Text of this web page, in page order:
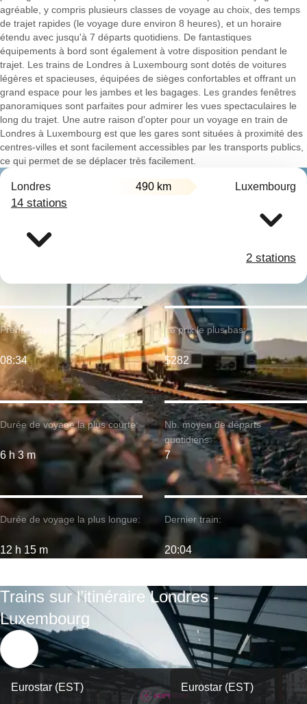
agréable, y compris plusieurs classes de voyage au choix, des temps
de trajet rapides (le voyage dure environ 8 heures), et un horaire
étendu avec jusqu'à 7 départs quotidiens. De fantastiques
équipements à bord sont également à votre disposition pendant le
trajet. Les trains de Londres à Luxembourg sont dotés de voitures
légères et spacieuses, équipées de sièges confortables et offrant un
grand espace pour les jambes et les bagages. Les grandes fenêtres
panoramiques sont parfaites pour admirer les vues spectaculaires le
long du trajet. Une autre raison d'opter pour un voyage en train de
Londres à Luxembourg est que les gares sont situées à proximité des
centres-villes et sont facilement accessibles par les transports publics,
ce qui permet de se déplacer très facilement.
Londres 490 km Luxembourg
14 stations
2 stations
Durée de voyage la plus courte:
6 h 3 m
Premier train:
08:34
Durée de voyage la plus longue:
12 h 15 m
Le prix le plus bas:
$282
Nb. moyen de départs
quotidiens:
7
Dernier train:
20:04
Trains sur l’itinéraire Londres -
Luxembourg
Eurostar (EST) Eurostar (EST)